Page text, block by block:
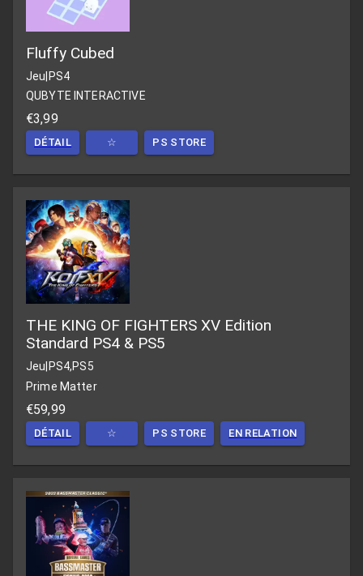
Fluffy Cubed
Jeu|PS4
QUBYTE INTERACTIVE
€3,99
DÉTAIL ☆ PS STORE
THE KING OF FIGHTERS XV Edition
Standard PS4 & PS5
Jeu PS4,PS5
Prime Matter
€59,99
DÉTAIL ☆ PS STORE EN RELATION